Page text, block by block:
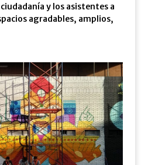
y los asistentes a
agradables, amplios,